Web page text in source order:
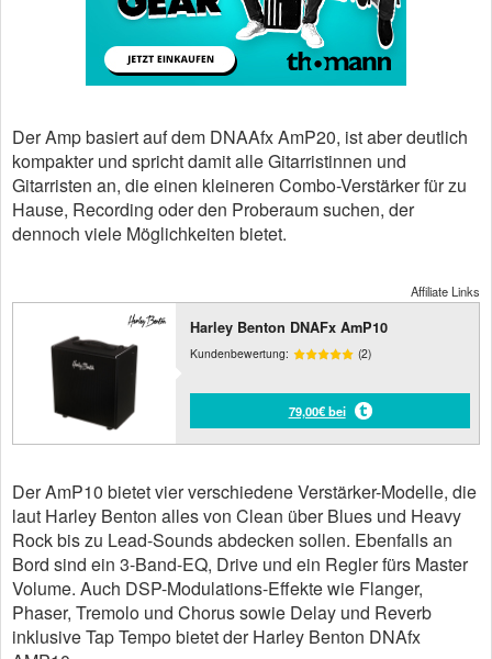
Der Amp basiert auf dem DNAAfx AmP20, ist aber deutlich
kompakter und spricht damit alle Gitarristinnen und
Gitarristen an, die einen kleineren Combo-Verstärker für zu
Hause, Recording oder den Proberaum suchen, der
dennoch viele Möglichkeiten bietet.
Affiliate Links
Harley Benton DNAFx AmP10
Kundenbewertung: (2)
79,00€ bei
Der AmP10 bietet vier verschiedene Verstärker-Modelle, die
laut Harley Benton alles von Clean über Blues und Heavy
Rock bis zu Lead-Sounds abdecken sollen. Ebenfalls an
Bord sind ein 3-Band-EQ, Drive und ein Regler fürs Master
Volume. Auch DSP-Modulations-Effekte wie Flanger,
Phaser, Tremolo und Chorus sowie Delay und Reverb
inklusive Tap Tempo bietet der Harley Benton DNAfx